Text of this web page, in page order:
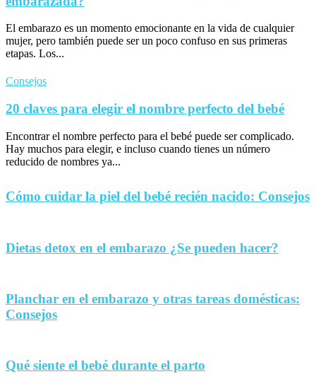
El embarazo es un momento emocionante en la vida de cualquier
mujer, pero también puede ser un poco confuso en sus primeras
etapas. Los...
Consejos
20 claves para elegir el nombre perfecto del bebé
Encontrar el nombre perfecto para el bebé puede ser complicado.
Hay muchos para elegir, e incluso cuando tienes un número
reducido de nombres ya...
Cómo cuidar la piel del bebé recién nacido: Consejos
Dietas detox en el embarazo ¿Se pueden hacer?
Planchar en el embarazo y otras tareas domésticas:
Consejos
Qué siente el bebé durante el parto